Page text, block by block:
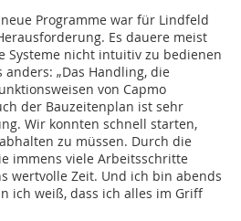
Programme war für Lindfeld
Es dauere meist
Systeme nicht intuitiv zu bedienen
anders: „Das Handling, die
von Capmo
der Bauzeitenplan ist sehr
Wir konnten schnell starten,
zu müssen. Durch die
immens viele Arbeitsschritte
wertvolle Zeit. Und ich bin abends
ich weiß, dass ich alles im Griff